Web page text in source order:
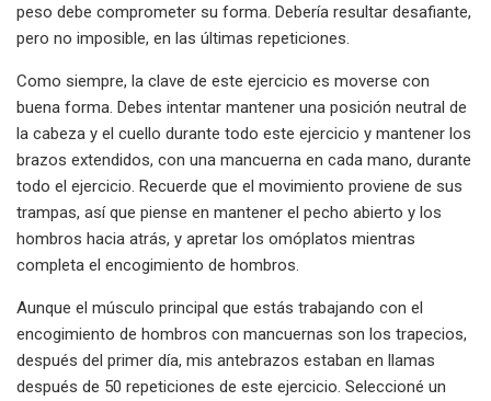
peso debe comprometer su forma. Debería resultar desafiante,
pero no imposible, en las últimas repeticiones.
Como siempre, la clave de este ejercicio es moverse con
buena forma. Debes intentar mantener una posición neutral de
la cabeza y el cuello durante todo este ejercicio y mantener los
brazos extendidos, con una mancuerna en cada mano, durante
todo el ejercicio. Recuerde que el movimiento proviene de sus
trampas, así que piense en mantener el pecho abierto y los
hombros hacia atrás, y apretar los omóplatos mientras
completa el encogimiento de hombros.
Aunque el músculo principal que estás trabajando con el
encogimiento de hombros con mancuernas son los trapecios,
después del primer día, mis antebrazos estaban en llamas
después de 50 repeticiones de este ejercicio. Seleccioné un